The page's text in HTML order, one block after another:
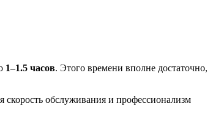
1–1.5 часов. Этого времени вполне достаточно,
скорость обслуживания и профессионализм